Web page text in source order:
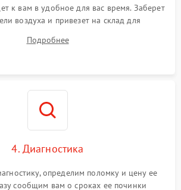
к вам в удобное для вас время. Заберет
воздуха и привезет на склад для
Подробнее
4. Диагностика
определим поломку и цену ее
сообщим вам о сроках ее починки